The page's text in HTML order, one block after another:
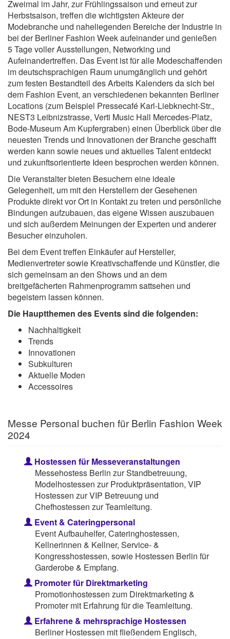
Zweimal im Jahr, zur Frühlingssaison und erneut zur
Herbstsaison, treffen die wichtigsten Akteure der
Modebranche und naheliegenden Bereiche der Industrie in
bei der Berliner Fashion Week aufeinander und genießen
5 Tage voller Ausstellungen, Networking und
Aufeinandertreffen. Das Event ist für alle Modeschaffenden
im deutschsprachigen Raum unumgänglich und gehört
zum festen Bestandteil des Arbeits Kalenders da sich bei
dem Fashion Event, an verschiedenen bekannten Berliner
Locations (zum Beispiel Pressecafé Karl-Liebknecht-Str.,
NEST3 Leibnizstrasse, Verti Music Hall Mercedes-Platz,
Bode-Museum Am Kupfergraben) einen Überblick über die
neuesten Trends und Innovationen der Branche geschafft
werden kann sowie neues und aktuelles Talent entdeckt
und zukunftsorientierte Ideen besprochen werden können.
Die Veranstalter bieten Besuchern eine ideale
Gelegenheit, um mit den Herstellern der Gesehenen
Produkte direkt vor Ort in Kontakt zu treten und persönliche
Bindungen aufzubauen, das eigene Wissen auszubauen
und sich außerdem Meinungen der Experten und anderer
Besucher einzuholen.
Bei dem Event treffen Einkäufer auf Hersteller,
Medienvertreter sowie Kreativschaffende und Künstler, die
sich gemeinsam an den Shows und an dem
breitgefächerten Rahmenprogramm sattsehen und
begeistern lassen können.
Die Hauptthemen des Events sind die folgenden:
Nachhaltigkeit
Trends
Innovationen
Subkulturen
Aktuelle Moden
Accessoires
Messe Personal buchen für Berlin Fashion Week
2024
Hostessen für Messeveranstaltungen
Messehostess Berlin zur Standbetreuung,
Modelhostessen zur Produktpräsentation, VIP
Hostessen zur VIP Betreuung und
Chefhostessen zur Teamleitung.
Event & Cateringpersonal
Event Aufbauhelfer, Cateringhostessen,
Kellnerinnen & Kellner, Service- &
Kongresshostessen, sowie Hostessen Berlin für
Garderobe & Empfang.
Promoter für Direktmarketing
Promotionhostessen zum Direktmarketing &
Promoter mit Erfahrung für die Teamleitung.
Erfahrene & mehrsprachige Hostessen
Berliner Hostessen mit fließendem Englisch,